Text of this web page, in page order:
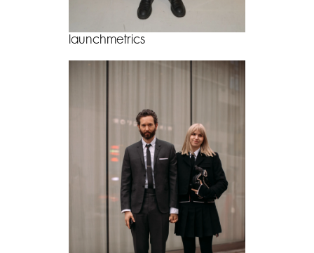
launchmetrics